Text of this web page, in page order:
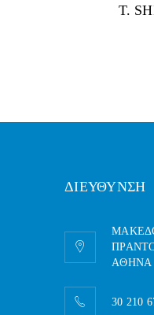
T.
ΔΙΕΥΘΥΝΣΗ
AΘΗΝΑ
30 210